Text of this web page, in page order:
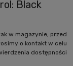
Black
w magazynie, przed
o kontakt w celu
dostępności